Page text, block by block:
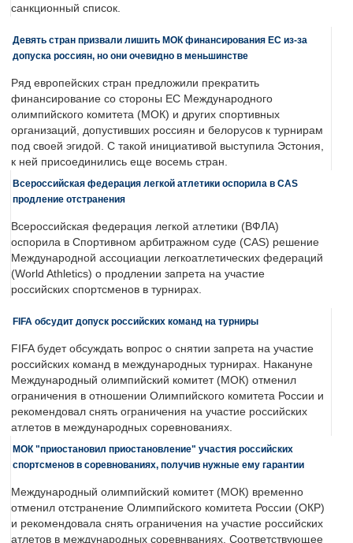
санкционный список.
Девять стран призвали лишить МОК финансирования ЕС из-за
допуска россиян, но они очевидно в меньшинстве
Ряд европейских стран предложили прекратить
финансирование со стороны ЕС Международного
олимпийского комитета (МОК) и других спортивных
организаций, допустивших россиян и белорусов к турнирам
под своей эгидой. С такой инициативой выступила Эстония,
к ней присоединились еще восемь стран.
Всероссийская федерация легкой атлетики оспорила в CAS
продление отстранения
Всероссийская федерация легкой атлетики (ВФЛА)
оспорила в Спортивном арбитражном суде (CAS) решение
Международной ассоциации легкоатлетических федераций
(World Athletics) о продлении запрета на участие
российских спортсменов в турнирах.
FIFA обсудит допуск российских команд на турниры
FIFA будет обсуждать вопрос о снятии запрета на участие
российских команд в международных турнирах. Накануне
Международный олимпийский комитет (МОК) отменил
ограничения в отношении Олимпийского комитета России и
рекомендовал снять ограничения на участие российских
атлетов в международных соревнованиях.
МОК "приостановил приостановление" участия российских
спортсменов в соревнованиях, получив нужные ему гарантии
Международный олимпийский комитет (МОК) временно
отменил отстранение Олимпийского комитета России (ОКР)
и рекомендовала снять ограничения на участие российских
атлетов в международных соревнваниях. Соответствующее